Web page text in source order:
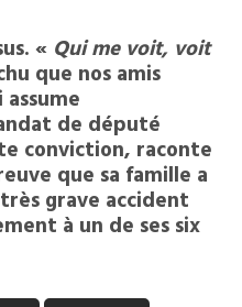
« Qui me voit, voit
que nos amis
de député
conviction, raconte
que sa famille a
grave accident
à un de ses six